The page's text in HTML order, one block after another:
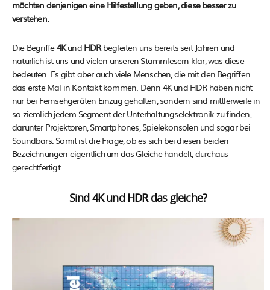
möchten denjenigen eine Hilfestellung geben, diese besser zu
verstehen.
Die Begriffe4Kund HDRbegleiten uns bereits seit Jahren und
natürlich ist uns und vielen unseren Stammlesern klar, was diese
bedeuten. Es gibt aber auch viele Menschen, die mit den Begriffen
das erste Mal in Kontakt kommen. Denn 4K und HDR haben nicht
nur bei Fernsehgeräten Einzug gehalten, sondern sind mittlerweile in
so ziemlich jedem Segment der Unterhaltungselektronik zu finden,
darunter Projektoren, Smartphones, Spielekonsolen und sogar bei
Soundbars. Somit ist die Frage, ob es sich bei diesen beiden
Bezeichnungen eigentlich um das Gleiche handelt, durchaus
gerechtfertigt.
Sind 4K und HDR das gleiche?